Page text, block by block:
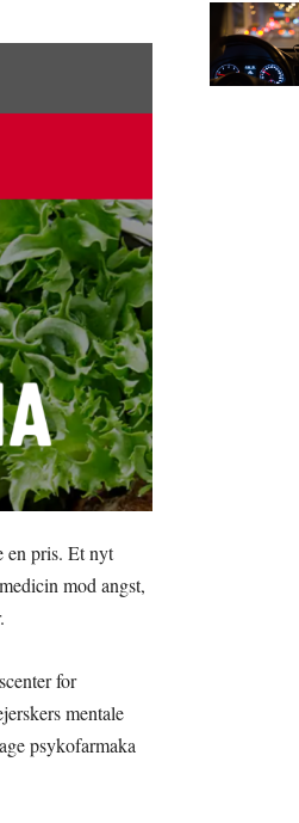
en pris. Et nyt
mod angst,
for
mentale
psykofarmaka